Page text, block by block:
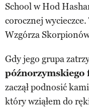
School w Hod
corocznej wycieczce.
Wzgórza
Gdy jego grupa
zaczął podnosić
który wziąłem do